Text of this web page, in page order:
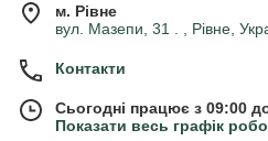
м. Рівне
вул. Мазепи, 31 . , Рівне,
Контакти
Сьогодні працює з 09:00
Показати весь графік